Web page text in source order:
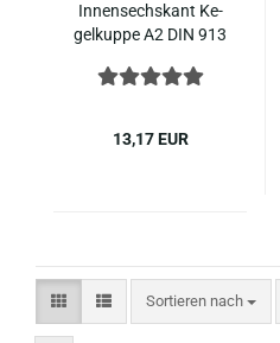
In­nen­sechs­kant Ke­
gel­kup­pe A2 DIN 913
13,17 EUR
Sortieren nach
Sortieren nach